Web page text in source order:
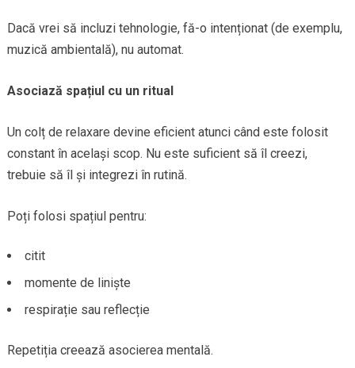
Dacă vrei să incluzi tehnologie, fă-o intenționat (de exemplu,
muzică ambientală), nu automat.
Asociază spațiul cu un ritual
Un colț de relaxare devine eficient atunci când este folosit
constant în același scop. Nu este suficient să îl creezi,
trebuie să îl și integrezi în rutină.
Poți folosi spațiul pentru:
citit
momente de liniște
respirație sau reflecție
Repetiția creează asocierea mentală.